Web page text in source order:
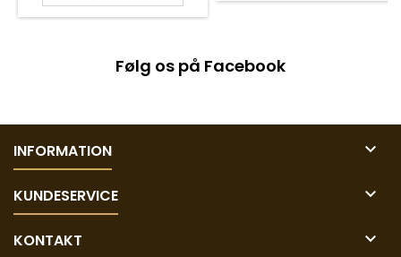
Følg os på Facebook
INFORMATION 
KUNDESERVICE 
KONTAKT 